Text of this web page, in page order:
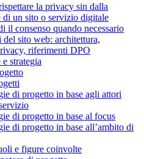
la privacy sin dalla
di un sito o servizio digitale
il consenso quando necessario
del sito web: architettura,
riferimenti DPO
strategia
di progetto in base agli attori
di progetto in base al focus
di progetto in base all’ambito di
e figure coinvolte